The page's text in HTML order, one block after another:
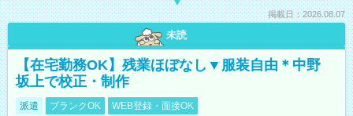
掲載日：2026.08.07
未読
【在宅勤務OK】残業ほぼなし▼服装自由＊中野
坂上で校正・制作
派遣 ブランクOK WEB登録・面接OK